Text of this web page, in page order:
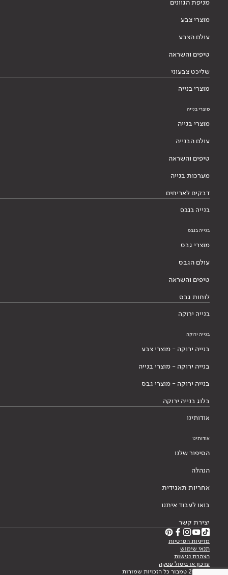
מניפת הגוונים
מוצרי צבע
עולם הצבע
טיפים והשראה
שליכט צבעוני
מוצרי בנייה
מוצרי בנייה
מוצרי בנייה
עולם הבנייה
טיפים והשראה
מערכות בנייה
דבקים לאריחים
בנייה בגבס
בנייה בגבס
מוצרי גבס
עולם הגבס
טיפים והשראה
לוחות גבס
בנייה ירוקה
בנייה ירוקה
בנייה ירוקה - מוצרי צבע
בנייה ירוקה - מוצרי בנייה
בנייה ירוקה - מוצרי גבס
בלוג בנייה ירוקה
אודותינו
אודותינו
הסיפור שלנו
הנהלה
אחריות תאגידית
בואו לעבוד איתנו
יצירת קשר
מדיניות הפרטיות
תנאי שימוש
הצהרת נגישות
עדכון או ביטול עסקה
© 2026 טמבור כל הזכויות שמורות